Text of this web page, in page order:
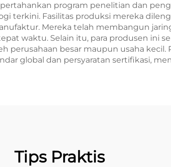
program penelitian dan
terkini. Fasilitas produksi mereka
Mereka telah membangun
waktu. Selain itu, para produsen ini
perusahaan besar maupun usaha kecil.
global dan persyaratan sertifikasi,
Tips Praktis